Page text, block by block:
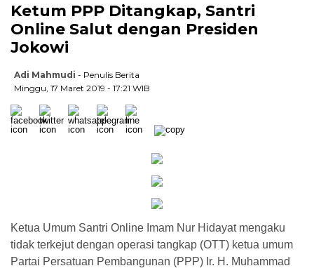
Ketum PPP Ditangkap, Santri
Online Salut dengan Presiden
Jokowi
Adi Mahmudi - Penulis Berita
Minggu, 17 Maret 2019 - 17:21 WIB
Ketua Umum Santri Online Imam Nur Hidayat mengaku
tidak terkejut dengan operasi tangkap (OTT) ketua umum
Partai Persatuan Pembangunan (PPP) Ir. H. Muhammad